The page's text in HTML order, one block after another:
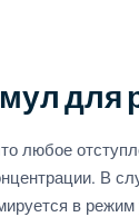
для
любое
В
в